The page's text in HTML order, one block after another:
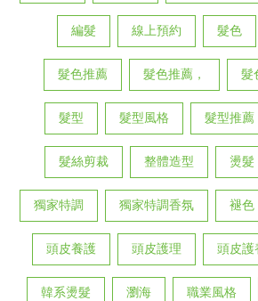
編髮 線上預約 髮色
髮色推薦 髮色推薦， 髮
髮型 髮型風格 髮型推薦
髮絲剪裁 整體造型 燙髮
獨家特調 獨家特調香氛 褪色
頭皮養護 頭皮護理 頭皮護
韓系燙髮 瀏海 職業風格